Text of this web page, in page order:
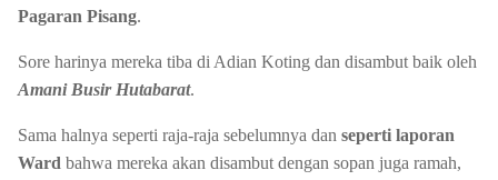
Pagaran Pisang.
Sore harinya mereka tiba di Adian Koting dan disambut baik oleh
Amani Busir Hutabarat.
Sama halnya seperti raja-raja sebelumnya dan seperti laporan
Ward bahwa mereka akan disambut dengan sopan juga ramah,